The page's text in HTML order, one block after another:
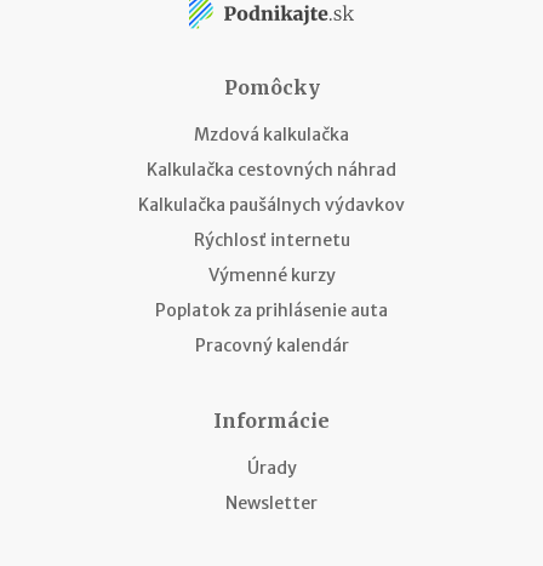
Pomôcky
Mzdová kalkulačka
Kalkulačka cestovných náhrad
Kalkulačka paušálnych výdavkov
Rýchlosť internetu
Výmenné kurzy
Poplatok za prihlásenie auta
Pracovný kalendár
Informácie
Úrady
Newsletter